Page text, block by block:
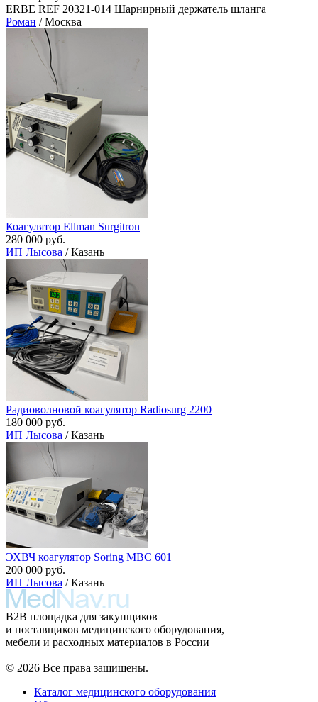
ERBE REF 20321-014 Шарнирный держатель шланга
Роман / Москва
Коагулятор Ellman Surgitron
280 000 руб.
ИП Лысова / Казань
Радиоволновой коагулятор Radiosurg 2200
180 000 руб.
ИП Лысова / Казань
ЭХВЧ коагулятор Soring MBC 601
200 000 руб.
ИП Лысова / Казань
B2B площадка для закупщиков
и поставщиков медицинского оборудования,
мебели и расходных материалов в России
© 2026 Все права защищены.
Каталог медицинского оборудования